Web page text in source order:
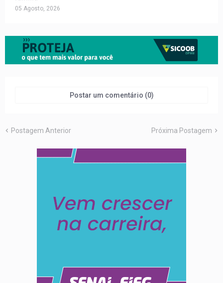
05 Agosto, 2026
Postar um comentário (0)
Postagem Anterior Próxima Postagem